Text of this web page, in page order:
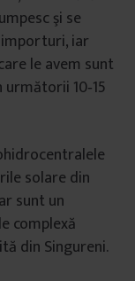
şi se
iar
le avem sunt
10‑15
solare din
sunt un
complexă
din Singureni.